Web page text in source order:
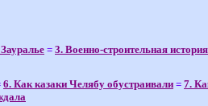
= 3. Военно-строительная
6. Как казаки Челябу обустраивали = 7.